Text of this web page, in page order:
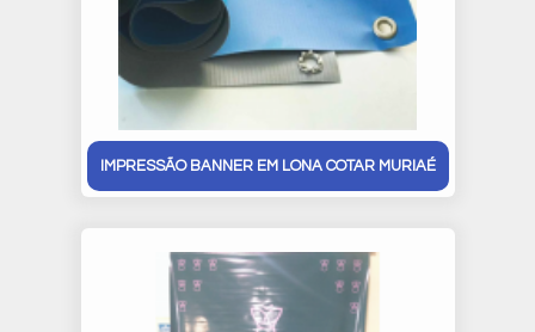
IMPRESSÃO BANNER EM LONA COTAR MURIAÉ